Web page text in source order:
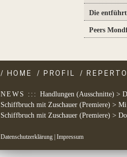
Die
Peers
/ HOME / PROFIL /
NEWS ::: Handlungen (Ausschnitte) >
Schiffbruch mit Zuschauer (Premiere) >
Schiffbruch mit Zuschauer (Premiere) >
Datenschutzerklärung Impressum